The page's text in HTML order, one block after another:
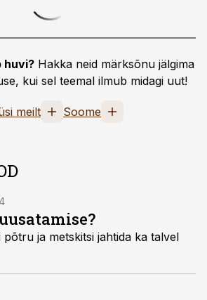
huvi? Hakka neid märksõnu jälgima
kui sel teemal ilmub midagi uut!
meilt Soome
ja metskitsi jahtida ka talvel